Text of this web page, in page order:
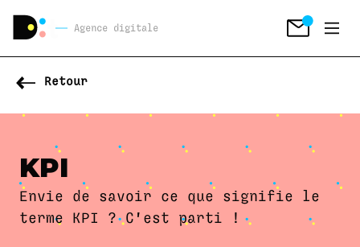
Agence digitale
Retour
KPI
Envie de savoir ce que signifie le
terme KPI ? C'est parti !